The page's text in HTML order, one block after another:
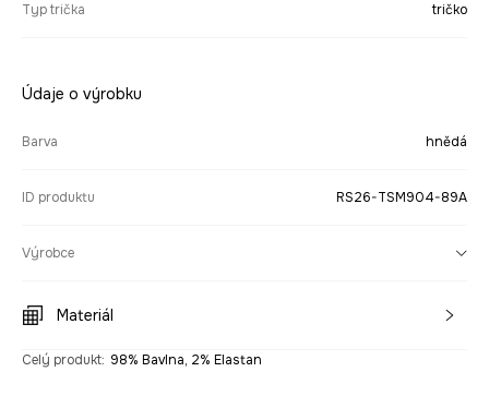
Typ trička tričko
Údaje o výrobku
Barva hnědá
ID produktu RS26-TSM904-89A
Výrobce
Materiál
Celý produkt: 98% Bavlna, 2% Elastan